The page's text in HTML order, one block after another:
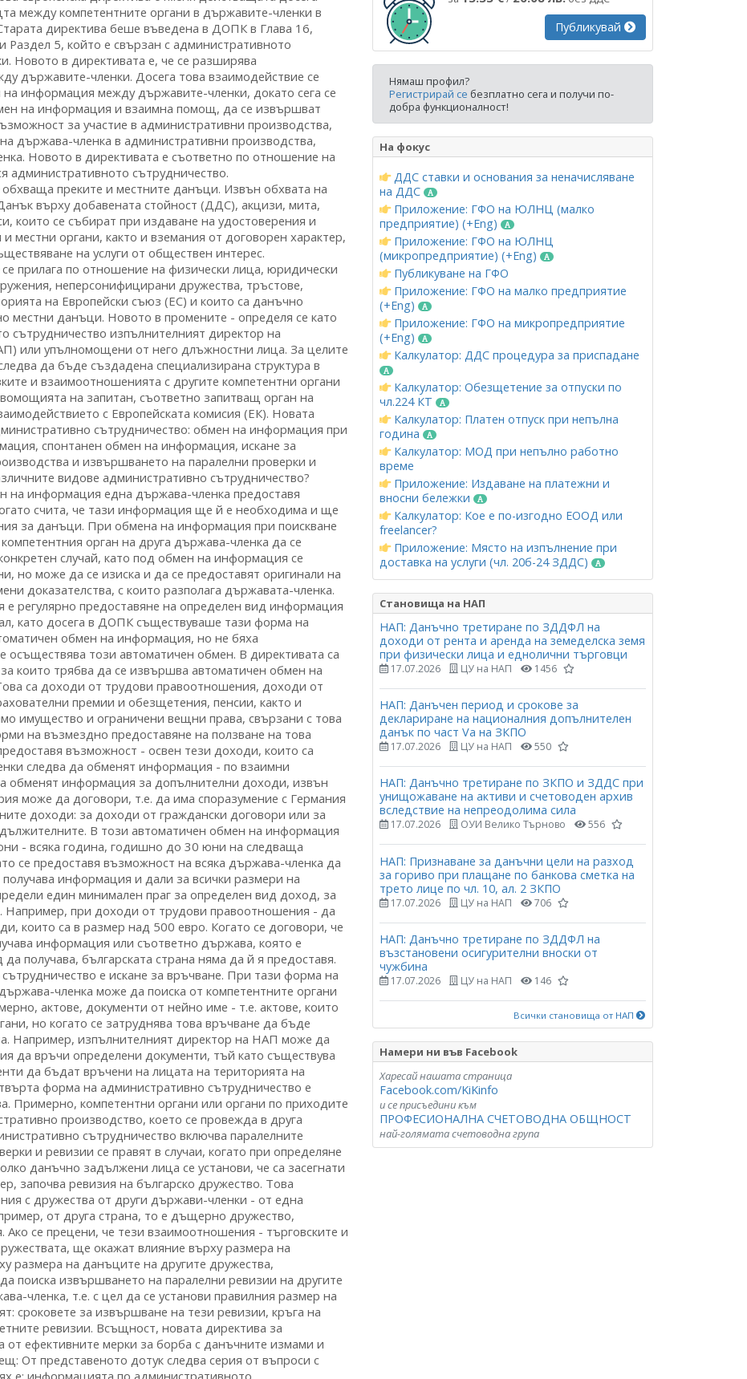
Публикувай
Нямаш профил?
Регистрирай се безплатно сега и получи по-
добра функционалност!
На фокус
ДДС ставки и основания за неначисляване
на ДДС
Приложение: ГФО на ЮЛНЦ (малко
предприятие) (+Eng)
Приложение: ГФО на ЮЛНЦ
(микропредприятие) (+Eng)
Публикуване на ГФО
Приложение: ГФО на малко предприятие
(+Eng)
Приложение: ГФО на микропредприятие
(+Eng)
Калкулатор: ДДС процедура за приспадане
Калкулатор: Обезщетение за отпуски по
чл.224 КТ
Калкулатор: Платен отпуск при непълна
година
Калкулатор: МОД при непълно работно
време
Приложение: Издаване на платежни и
вносни бележки
Калкулатор: Кое е по-изгодно ЕООД или
freelancer?
Приложение: Място на изпълнение при
доставка на услуги (чл. 20б-24 ЗДДС)
Становища на НАП
НАП: Данъчно третиране по ЗДДФЛ на
доходи от рента и аренда на земеделска земя
при физически лица и еднолични търговци
17.07.2026 ЦУ на НАП 1456
НАП: Данъчен период и срокове за
деклариране на националния допълнителен
данък по част Vа на ЗКПО
17.07.2026 ЦУ на НАП 550
НАП: Данъчно третиране по ЗКПО и ЗДДС при
унищожаване на активи и счетоводен архив
вследствие на непреодолима сила
17.07.2026 ОУИ Велико Търново 556
НАП: Признаване за данъчни цели на разход
за гориво при плащане по банкова сметка на
трето лице по чл. 10, ал. 2 ЗКПО
17.07.2026 ЦУ на НАП 706
НАП: Данъчно третиране по ЗДДФЛ на
възстановени осигурителни вноски от
чужбина
17.07.2026 ЦУ на НАП 146
Всички становища от НАП
Намери ни във Facebook
Харесай нашата страница
Facebook.com/KiKinfo
и се присъедини към
ПРОФЕСИОНАЛНА СЧЕТОВОДНА ОБЩНОСТ
най-голямата счетоводна група